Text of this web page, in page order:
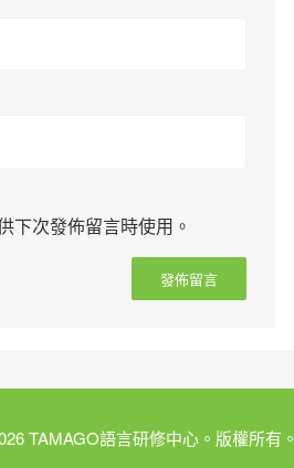
下次發佈留言時使用。
TAMAGO語言研修中心。版權所有。